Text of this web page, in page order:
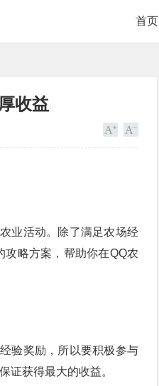
首页
收益
业活动。除了满足农场经
略方案，帮助你在QQ农
验奖励，所以要积极参与
证获得最大的收益。